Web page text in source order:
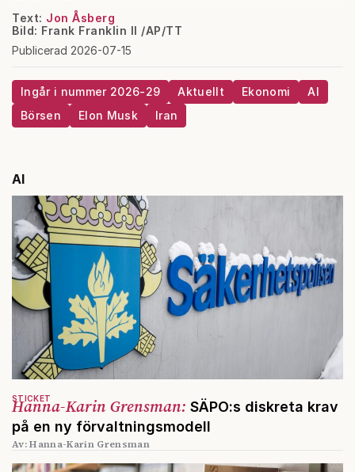
Text: Jon Åsberg
Bild: Frank Franklin II /AP/TT
Publicerad 2026-07-15
Ingår i nummer 2026-29 Aktuellt Ekonomi
AI
Börsen
Elon Musk Iran
AI
Hanna-Karin Grensman: SÄPO:s diskreta krav
på en ny förvaltningsmodell
STICKET
Av: Hanna-Karin Grensman